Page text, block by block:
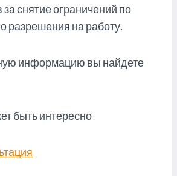
за снятие ограничений по
разрешения на работу.
информацию вы найдете
быть интересно